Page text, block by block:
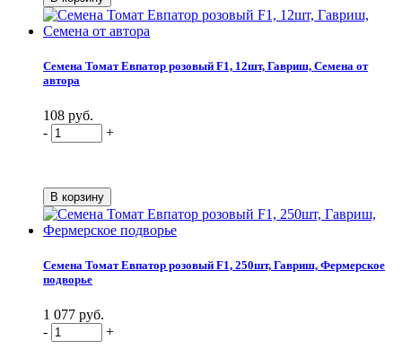
Семена Томат Евпатор розовый F1, 12шт, Гавриш, Семена от
автора
108 руб.
-
+
Семена Томат Евпатор розовый F1, 250шт, Гавриш, Фермерское
подворье
1 077 руб.
-
+